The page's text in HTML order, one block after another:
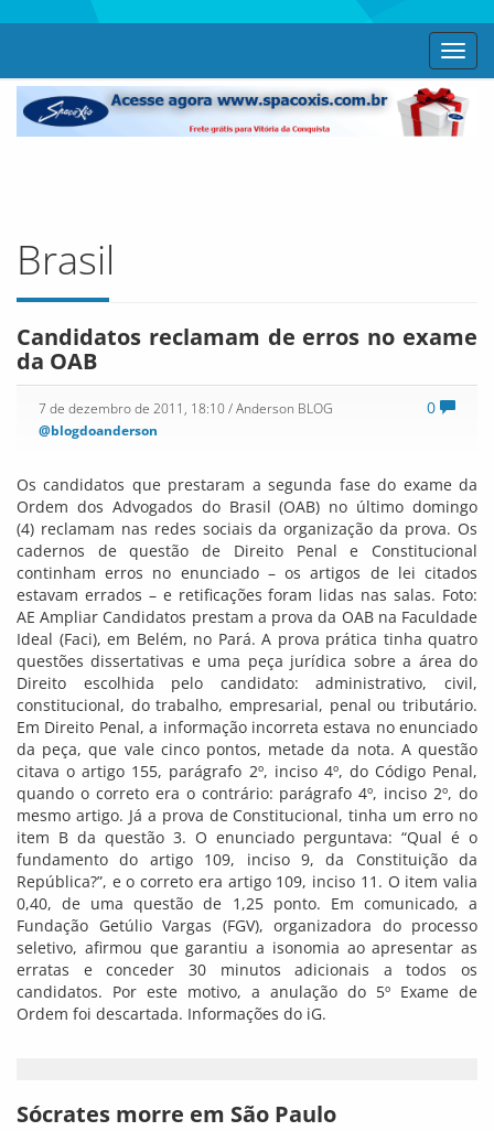
Brasil
Candidatos reclamam de erros no exame
da OAB
0
7 de dezembro de 2011, 18:10/ Anderson BLOG
@blogdoanderson
Os candidatos que prestaram a segunda fase do exame da
Ordem dos Advogados do Brasil (OAB) no último domingo
(4) reclamam nas redes sociais da organização da prova. Os
cadernos de questão de Direito Penal e Constitucional
continham erros no enunciado – os artigos de lei citados
estavam errados – e retificações foram lidas nas salas. Foto:
AE Ampliar Candidatos prestam a prova da OAB na Faculdade
Ideal (Faci), em Belém, no Pará. A prova prática tinha quatro
questões dissertativas e uma peça jurídica sobre a área do
Direito escolhida pelo candidato: administrativo, civil,
constitucional, do trabalho, empresarial, penal ou tributário.
Em Direito Penal, a informação incorreta estava no enunciado
da peça, que vale cinco pontos, metade da nota. A questão
citava o artigo 155, parágrafo 2º, inciso 4º, do Código Penal,
quando o correto era o contrário: parágrafo 4º, inciso 2º, do
mesmo artigo. Já a prova de Constitucional, tinha um erro no
item B da questão 3. O enunciado perguntava: “Qual é o
fundamento do artigo 109, inciso 9, da Constituição da
República?”, e o correto era artigo 109, inciso 11. O item valia
0,40, de uma questão de 1,25 ponto. Em comunicado, a
Fundação Getúlio Vargas (FGV), organizadora do processo
seletivo, afirmou que garantiu a isonomia ao apresentar as
erratas e conceder 30 minutos adicionais a todos os
candidatos. Por este motivo, a anulação do 5º Exame de
Ordem foi descartada. Informações do iG.
Sócrates morre em São Paulo